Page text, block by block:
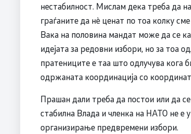
нестабилност. Мислам дека треба да
граѓаните да нè ценат по тоа колку
Вака на половина мандат може да се
идејата за редовни избори, но за тоа
пратениците е таа што одлучува кога
одржаната координација со
Прашан дали треба да постои или да
стабилна Влада и членка на НАТО не е
организирање предвремени избори.